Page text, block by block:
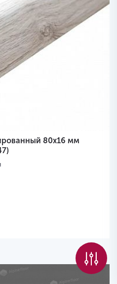
80х16 мм